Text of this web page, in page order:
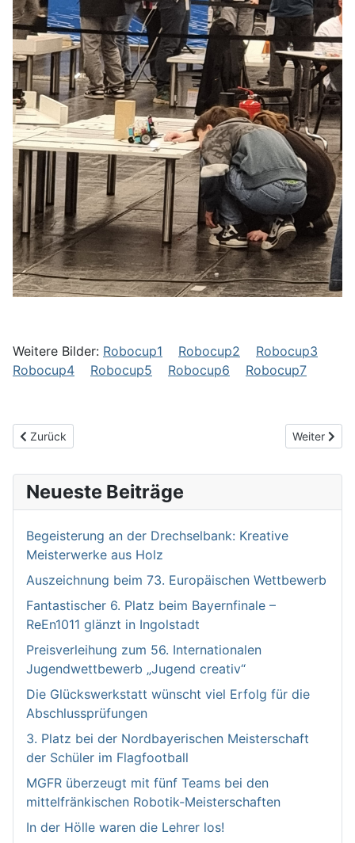
Weitere Bilder: Robocup1 Robocup2
Robocup3
Robocup4
Robocup5 Robocup6 Robocup7
Vorheriger Beitrag: „Pastcast“ – Ein englischsprachiger
Zurück Nächster
Weiter
Neueste Beiträge
Begeisterung an der Drechselbank: Kreative
Meisterwerke aus Holz
Auszeichnung beim 73. Europäischen Wettbewerb
Fantastischer 6. Platz beim Bayernfinale –
ReEn1011 glänzt in Ingolstadt
Preisverleihung zum 56. Internationalen
Jugendwettbewerb „Jugend creativ“
Die Glückswerkstatt wünscht viel Erfolg für die
Abschlussprüfungen
3. Platz bei der Nordbayerischen Meisterschaft
der Schüler im Flagfootball
MGFR überzeugt mit fünf Teams bei den
mittelfränkischen Robotik-Meisterschaften
In der Hölle waren die Lehrer los!